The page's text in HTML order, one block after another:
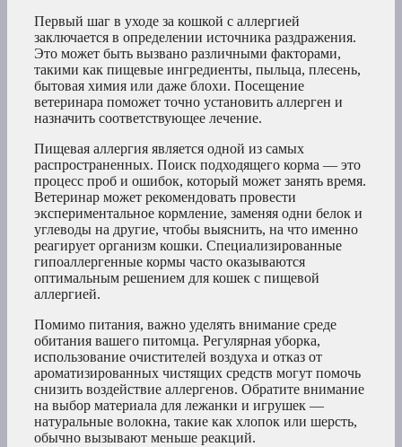
Первый шаг в уходе за кошкой с аллергией
заключается в определении источника раздражения.
Это может быть вызвано различными факторами,
такими как пищевые ингредиенты, пыльца, плесень,
бытовая химия или даже блохи. Посещение
ветеринара поможет точно установить аллерген и
назначить соответствующее лечение.
Пищевая аллергия является одной из самых
распространенных. Поиск подходящего корма — это
процесс проб и ошибок, который может занять время.
Ветеринар может рекомендовать провести
экспериментальное кормление, заменяя одни белок и
углеводы на другие, чтобы выяснить, на что именно
реагирует организм кошки. Специализированные
гипоаллергенные кормы часто оказываются
оптимальным решением для кошек с пищевой
аллергией.
Помимо питания, важно уделять внимание среде
обитания вашего питомца. Регулярная уборка,
использование очистителей воздуха и отказ от
ароматизированных чистящих средств могут помочь
снизить воздействие аллергенов. Обратите внимание
на выбор материала для лежанки и игрушек —
натуральные волокна, такие как хлопок или шерсть,
обычно вызывают меньше реакций.